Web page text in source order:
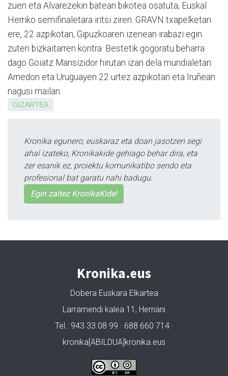
zuen eta Alvarezekin batean bikotea osatuta, Euskal
Herriko semifinaletara iritsi ziren. GRAVN txapelketan
ere, 22 azpikotan, Gipuzkoaren izenean irabazi egin
zuten bizkaitarren kontra. Bestetik gogoratu beharra
dago Goiatz Mansizidor hirutan izan dela mundialetan:
Arnedon eta Uruguayen 22 urtez azpikotan eta Iruñean
nagusi mailan.
GIZARTEA
Kronika egunero, euskaraz eta doan jasotzen segi
ahal izateko, Kronikakide gehiago behar dira, eta
zer esanik ez, proiektu komunikatibo sendo eta
profesional bat garatu nahi badugu.
Egin zaitez KronikaKide!
Kronika.eus
Dobera Euskara Elkartea
Larramendi kalea 11, Hernani
Tel.: 943 33 08 99 · 688 660 714 ·
kronika[ABILDUA]kronika.eus